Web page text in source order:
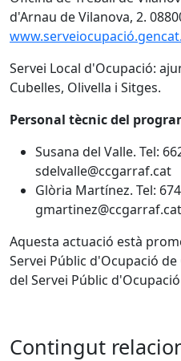
d'Arnau de Vilanova, 2.
Servei Local d'Ocupació:
Cubelles, Olivella i Sitges.
Personal tècnic del
Susana del Valle. Tel:
sdelvalle@ccgarraf.cat
Glòria Martínez. Tel:
gmartinez@ccgarraf.cat
Aquesta actuació està
Servei Públic d'Ocupació
del Servei Públic d'Ocupació
Contingut